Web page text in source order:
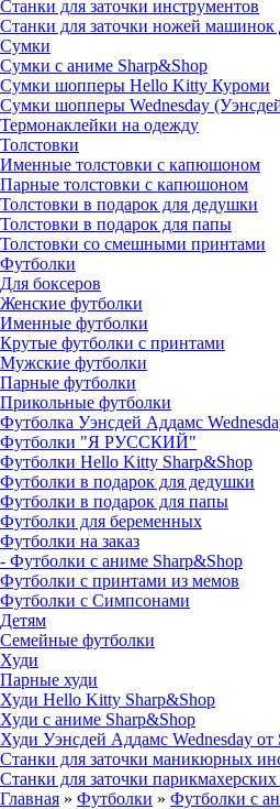
Станки для заточки инструментов
Станки для заточки ножей машинок
Сумки
Сумки с аниме Sharp&Shop
Сумки шопперы Hello Kitty Куроми
Сумки шопперы Wednesday
Термонаклейки на одежду
Толстовки
Именные толстовки с капюшоном
Парные толстовки с капюшоном
Толстовки в подарок для дедушки
Толстовки в подарок для папы
Толстовки со смешными принтами
Футболки
Для боксеров
Женские футболки
Именные футболки
Крутые футболки с принтами
Мужские футболки
Парные футболки
Прикольные футболки
Футболка Уэнсдей Аддамс
Футболки "Я РУССКИЙ"
Футболки Hello Kitty Sharp&Shop
Футболки в подарок для дедушки
Футболки в подарок для папы
Футболки для беременных
Футболки на заказ
- Футболки с аниме Sharp&Shop
Футболки с принтами из мемов
Футболки с Симпсонами
Детям
Семейные футболки
Худи
Парные худи
Худи Hello Kitty Sharp&Shop
Худи с аниме Sharp&Shop
Худи Уэнсдей Аддамс Wednesday от
Станки для заточки маникюрных
Станки для заточки
Главная » Футболки » Футболки с